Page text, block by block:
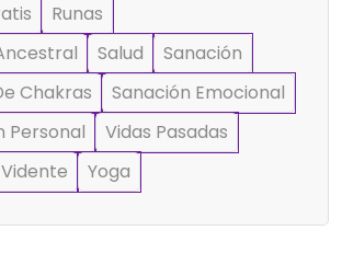
Runas
Salud
Sanación
Chakras
Sanación Emocional
Personal
Vidas Pasadas
Vidente Yoga